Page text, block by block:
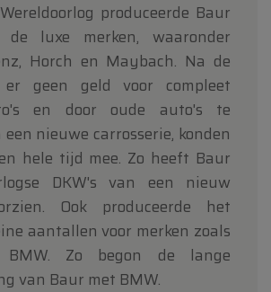
Wereldoorlog produceerde Baur
luxe merken, waaronder
Horch en Maybach. Na de
geen geld voor compleet
en door oude auto's te
nieuwe carrosserie, konden
hele tijd mee. Zo heeft Baur
DKW's van een nieuw
Ook produceerde het
aantallen voor merken zoals
Zo begon de lange
van Baur met BMW.